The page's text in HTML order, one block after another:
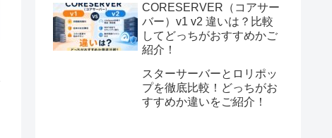
CORESERVER（コアサー
バー）v1 v2 違いは？比較
してどっちがおすすめかご
紹介！
スターサーバーとロリポッ
プを徹底比較！どっちがお
すすめか違いをご紹介！